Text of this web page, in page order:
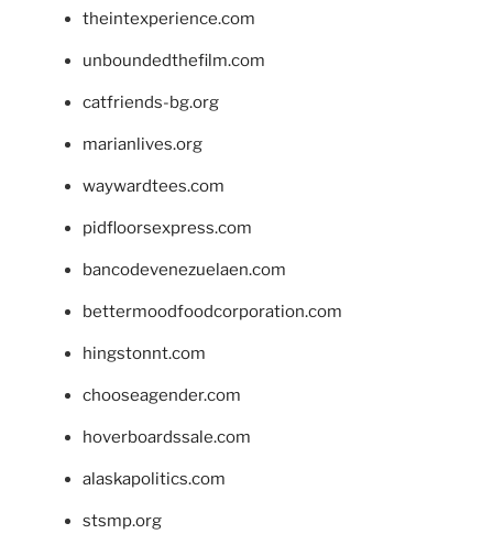
theintexperience.com
unboundedthefilm.com
catfriends-bg.org
marianlives.org
waywardtees.com
pidfloorsexpress.com
bancodevenezuelaen.com
bettermoodfoodcorporation.com
hingstonnt.com
chooseagender.com
hoverboardssale.com
alaskapolitics.com
stsmp.org